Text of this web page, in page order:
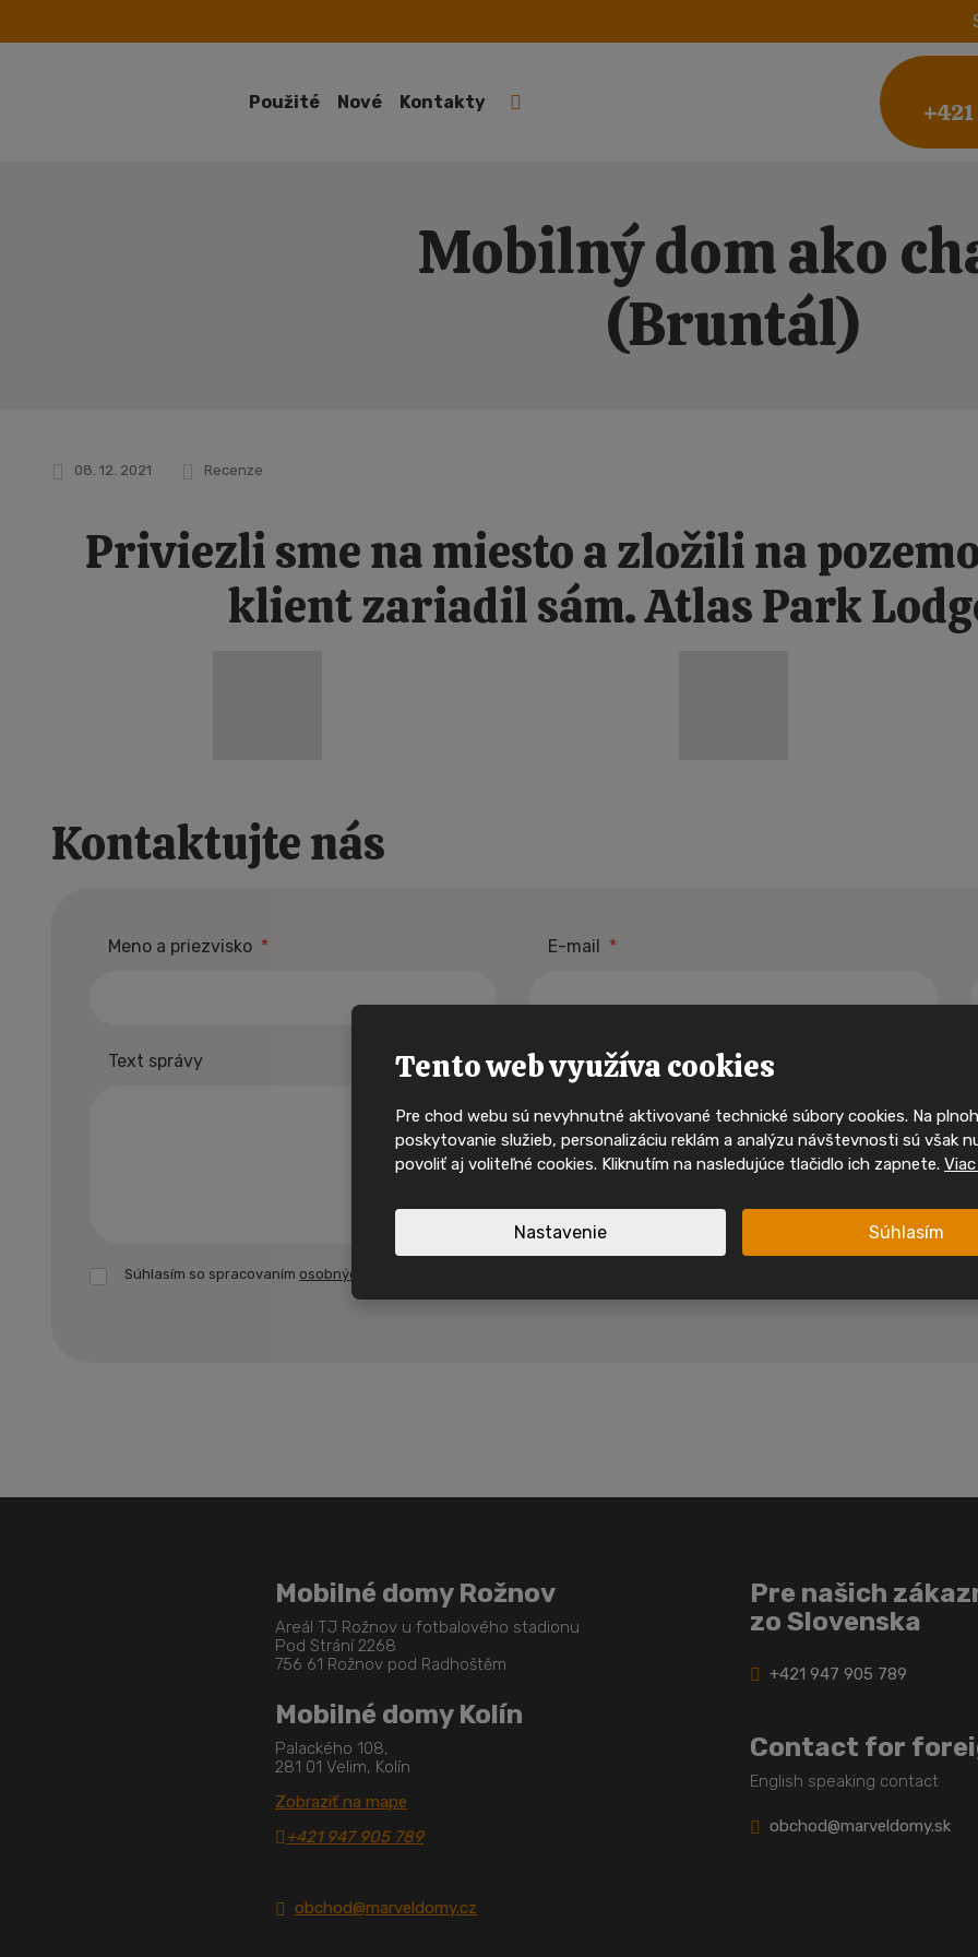
Použité Nové Kontakty
Mobilný dom ako
(Bruntál)
08. 12. 2021 Recenze
Priviezli sme na miesto a zložili na
klient zariadil sám. Atlas Park
Kontaktujte nás
Meno a priezvisko * E-mail *
Text správy
Súhlasím so spracovaním osobných údajov.
Mobilné domy Rožnov
Areál TJ Rožnov u fotbalového stadionu
Pod Strání 2268
756 61 Rožnov pod Radhoštěm
Mobilné domy Kolín
Palackého 108,
281 01 Velim, Kolín
Zobraziť na mape
+421 947 905 789
obchod@marveldomy.cz
Pre našich
zo Slovenska
+421 947 905 789
Contact for
English speaking contact
obchod@marveldomy.sk
Tento web využíva cookies
Pre chod webu sú nevyhnutné aktivované technické súbory cookies. Na
poskytovanie služieb, personalizáciu reklám a analýzu návštevnosti sú však
povoliť aj voliteľné cookies. Kliknutím na nasledujúce tlačidlo ich zapnete.
Nastavenie Súhlasím
Ty nejzajímavější mobilní domy
svého majitele velmi rychle.
sociálních sítích a mějte
Sledujte nás na